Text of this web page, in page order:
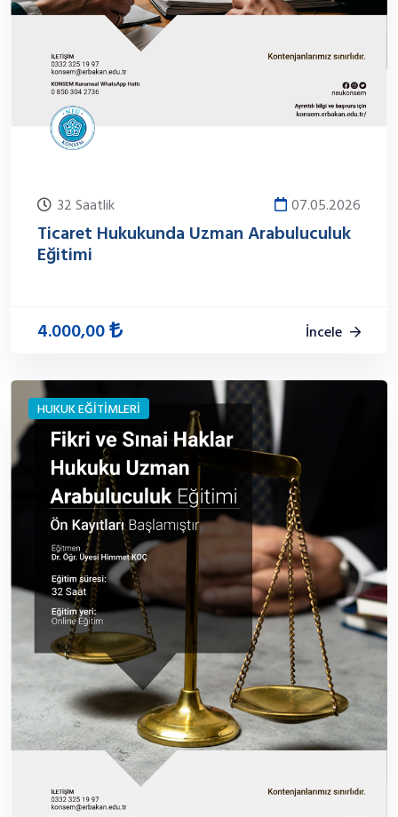
32 Saatlik 07.05.2026
Ticaret Hukukunda Uzman Arabuluculuk
Eğitimi
4.000,00 İncele
HUKUK EĞİTİMLERİ